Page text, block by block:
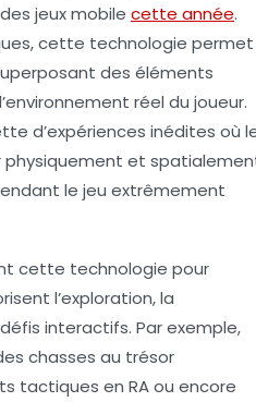
jeux mobile cette année.
cette technologie permet
des éléments
réel du joueur.
d’expériences inédites où
physiquement et
le jeu extrêmement
cette technologie pour
l’exploration, la
interactifs. Par exemple,
chasses au trésor
tactiques en RA ou encore